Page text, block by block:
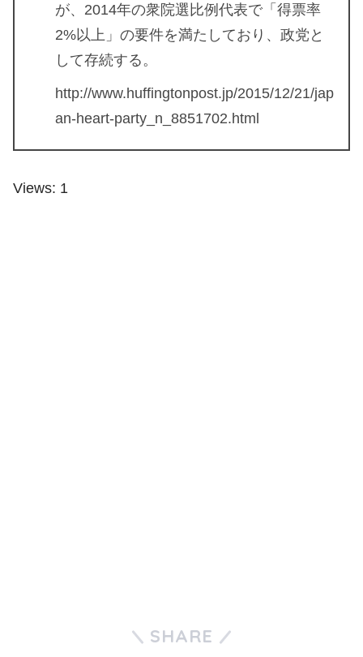
が、2014年の衆院選比例代表で「得票率
2%以上」の要件を満たしており、政党と
して存続する。
http://www.huffingtonpost.jp/2015/12/21/jap
an-heart-party_n_8851702.html
Views: 1
SHARE